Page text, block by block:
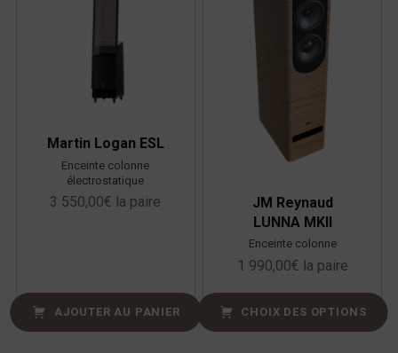
Martin Logan ESL
Enceinte colonne
électrostatique
3 550,00€ la paire
AJOUTER AU PANIER
JM Reynaud
LUNNA MKII
Enceinte colonne
1 990,00€ la paire
CHOIX DES OPTIONS